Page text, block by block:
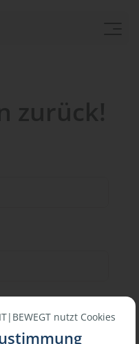
nutzt Cookies